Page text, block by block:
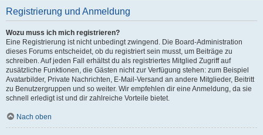
Registrierung und Anmeldung
Wozu muss ich mich registrieren?
Eine Registrierung ist nicht unbedingt zwingend. Die Board-Administration
dieses Forums entscheidet, ob du registriert sein musst, um Beiträge zu
schreiben. Auf jeden Fall erhältst du als registriertes Mitglied Zugriff auf
zusätzliche Funktionen, die Gästen nicht zur Verfügung stehen: zum Beispiel
Avatarbilder, Private Nachrichten, E-Mail-Versand an andere Mitglieder, Beitritt
zu Benutzergruppen und so weiter. Wir empfehlen dir eine Anmeldung, da sie
schnell erledigt ist und dir zahlreiche Vorteile bietet.
Nach oben